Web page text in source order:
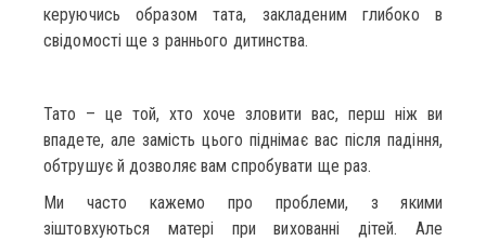
керуючись образом тата, закладеним глибоко в
свідомості ще з раннього дитинства.
Тато – це той, хто хоче зловити вас, перш ніж ви
впадете, але замість цього піднімає вас після падіння,
обтрушує й дозволяє вам спробувати ще раз.
Ми часто кажемо про проблеми, з якими
зіштовхуються матері при вихованні дітей. Але